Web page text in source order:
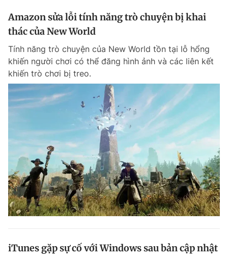
Amazon sửa lỗi tính năng trò chuyện bị khai
thác của New World
Tính năng trò chuyện của New World tồn tại lỗ hổng
khiến người chơi có thể đăng hình ảnh và các liên kết
khiến trò chơi bị treo.
iTunes gặp sự cố với Windows sau bản cập nhật